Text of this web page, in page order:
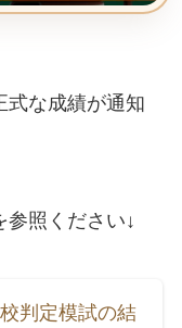
式な成績が通知
参照ください↓
判定模試の結